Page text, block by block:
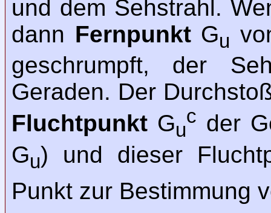
und dem Sehstrahl.
dann FernpunktGu
geschrumpft, der
Geraden. Der
Fluchtpunkt Gu
c der
Gu) und dieser
Punkt zur Bestimmung